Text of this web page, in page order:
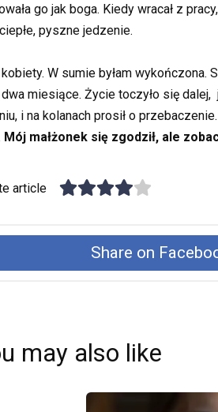
go jak boga. Kiedy wracał z
pyszne jedzenie.
W sumie byłam wykończona.
miesiące. Życie toczyło się dalej,
i na kolanach prosił o
Mój małżonek się zgodził, ale
article
Share on
may also like